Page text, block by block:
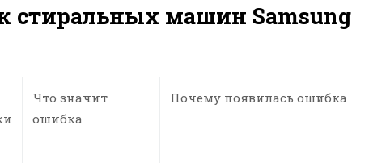
стиральных машин Samsung
Что значит
ошибка
Почему появилась ошибка